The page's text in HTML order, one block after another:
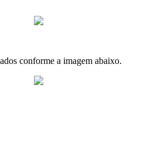
conforme a imagem abaixo.